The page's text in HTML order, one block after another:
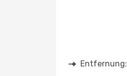
Entfernung: